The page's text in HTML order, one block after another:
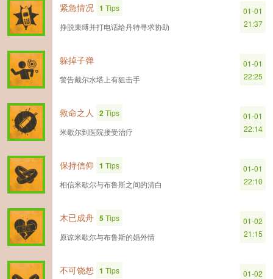
紧急情况 1 Tips
挣脱束缚并打电话给丹特寻求协助
01-01
21:37
躲掉子弹
警告戴尔水塔上有狙击手
01-01
22:25
救命之人 2Tips
米歇尔到医院接受治疗
01-01
22:14
保持信仰 1 Tips
相信米歇尔与布鲁斯之间的清白
01-01
22:10
木已成舟 5Tips
原谅米歇尔与布鲁斯的婚外情
01-02
21:15
不可饶恕 1 Tips
01-02